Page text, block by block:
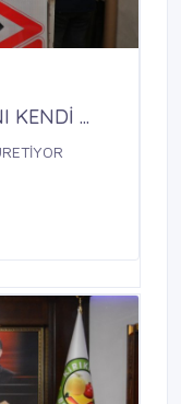
KENDİ ...